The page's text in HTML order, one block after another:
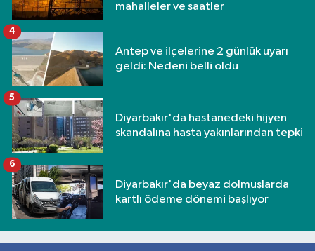
mahalleler ve saatler
Antep ve ilçelerine 2 günlük uyarı
geldi: Nedeni belli oldu
4
Diyarbakır'da hastanedeki hijyen
skandalına hasta yakınlarından tepki
5
Diyarbakır'da beyaz dolmuşlarda
kartlı ödeme dönemi başlıyor
6